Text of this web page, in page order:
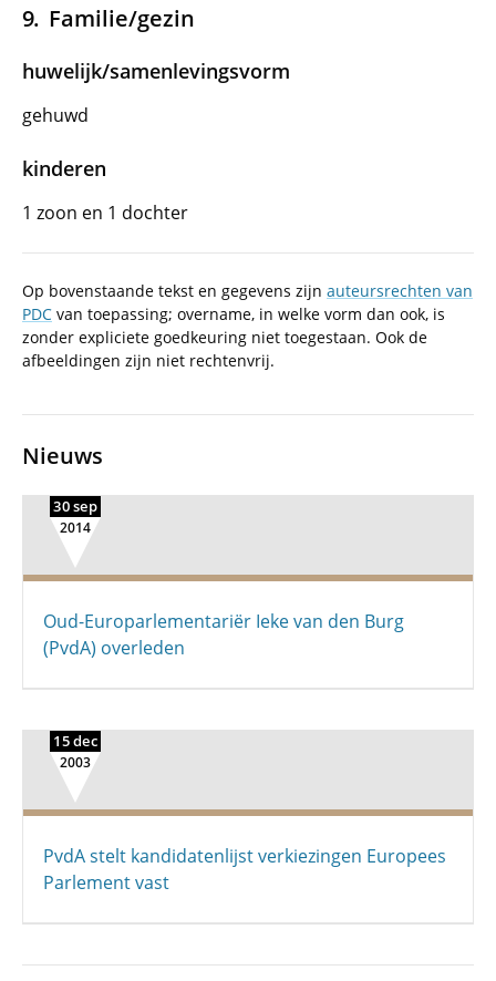
Familie/gezin
huwelijk/samenlevingsvorm
gehuwd
kinderen
1 zoon en 1 dochter
Op bovenstaande tekst en gegevens zijn auteursrechten van
PDC van toepassing; overname, in welke vorm dan ook, is
zonder expliciete goedkeuring niet toegestaan. Ook de
afbeeldingen zijn niet rechtenvrij.
Nieuws
30 sep
2014
Oud-Europarlementariër Ieke van den Burg
(PvdA) overleden
15 dec
2003
PvdA stelt kandidatenlijst verkiezingen Europees
Parlement vast